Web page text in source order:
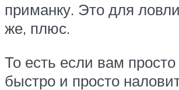
приманку. Это для
же, плюс.
То есть если вам просто
быстро и просто